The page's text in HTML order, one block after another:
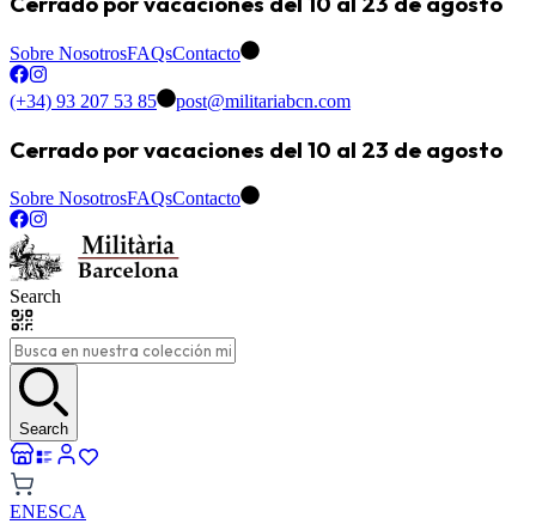
Sobre NosotrosFAQsContacto
(+34) 93 207 53 85 post@militariabcn.com
Cerrado por vacaciones del 10 al 23 de agosto
Sobre NosotrosFAQsContacto
Search
Search
ENESCA